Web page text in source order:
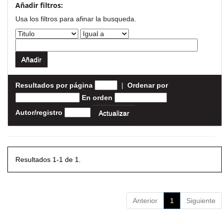
Añadir filtros:
Usa los filtros para afinar la busqueda.
Resultados por página | Ordenar por
En orden
Autor/registro
Resultados 1-1 de 1.
Anterior 1 Siguiente